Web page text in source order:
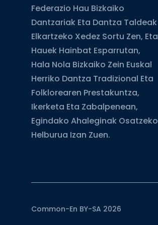
Federazio Hau Bizkaiko
Dantzariak Eta Dantza Taldeak
Elkartzeko Xedez Sortu Zen, Eta
Hauek Hainbat Esparrutan,
Hala Nola Bizkaiko Zein Euskal
Herriko Dantza Tradizional Eta
Folklorearen Prestakuntza,
Ikerketa Eta Zabalpenean,
Egindako Ahaleginak Osatzeko
Helburua Izan Zuen.
Common-En BY-SA 2026